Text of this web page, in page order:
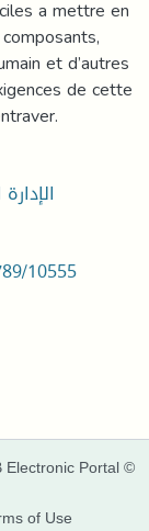
a mettre en
et d’autres
de cette
10555
Electronic Portal ©
of Use